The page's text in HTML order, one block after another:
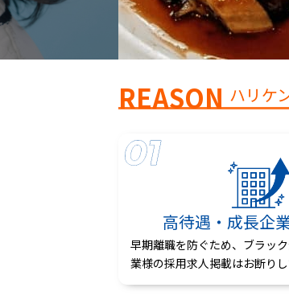
REASONハリケ
高待遇・成長企
早期離職を防ぐため、ブラッ
業様の採用求人掲載はお断りし